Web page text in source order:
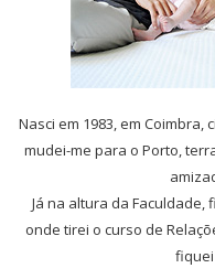
Nasci em 1983, em
mudei-me para o Porto,
Já na altura da Faculdade,
onde tirei o curso de